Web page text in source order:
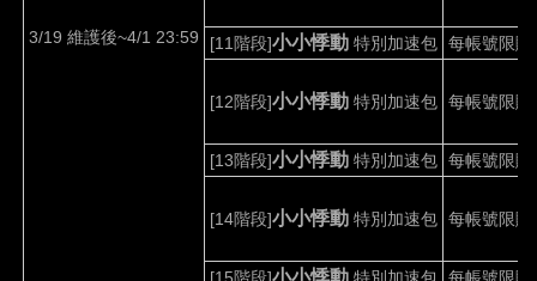
3/19 維護後~4/1 23:59 [11階段]小小悸動 特別加速包 每帳號限購
[12階段]小小悸動 特別加速包 每帳號限購
[13階段]小小悸動 特別加速包 每帳號限購
[14階段]小小悸動 特別加速包 每帳號限購
[15階段]小小悸動 特別加速包 每帳號限購